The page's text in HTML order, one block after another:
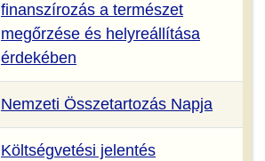
finanszírozás a természet
megőrzése és helyreállítása
érdekében
Nemzeti Összetartozás Napja
Költségvetési jelentés